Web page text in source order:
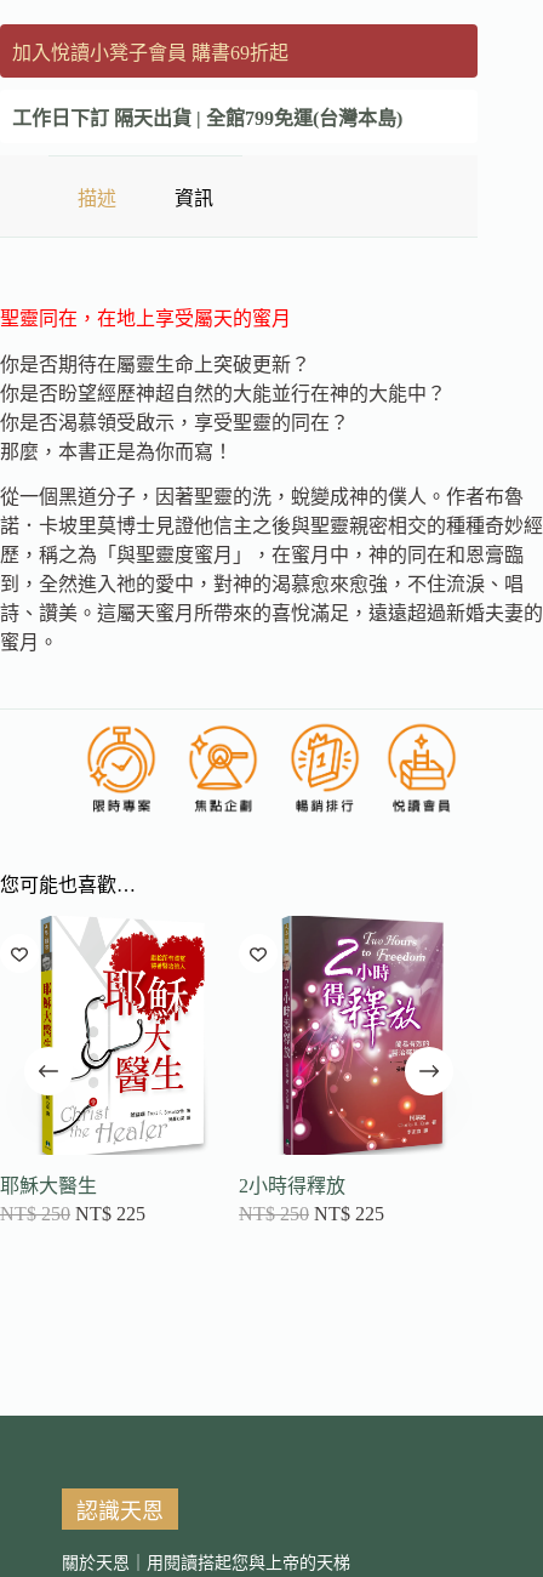
加入悅讀小凳子會員 購書69折起
工作日下訂 隔天出貨 | 全館799免運(台灣本島)
描述 資訊
聖靈同在，在地上享受屬天的蜜月
你是否期待在屬靈生命上突破更新？
你是否盼望經歷神超自然的大能並行在神的大能中？
你是否渴慕領受啟示，享受聖靈的同在？
那麼，本書正是為你而寫！
從一個黑道分子，因著聖靈的洗，蛻變成神的僕人。作者布魯
諾．卡坡里莫博士見證他信主之後與聖靈親密相交的種種奇妙經
歷，稱之為「與聖靈度蜜月」，在蜜月中，神的同在和恩膏臨
到，全然進入祂的愛中，對神的渴慕愈來愈強，不住流淚、唱
詩、讚美。這屬天蜜月所帶來的喜悅滿足，遠遠超過新婚夫妻的
蜜月。
您可能也喜歡…
耶穌大醫生
NT$250 NT$ 225
2小時得釋放
NT$250 NT$ 225
認識天恩
關於天恩｜用閱讀搭起您與上帝的天梯